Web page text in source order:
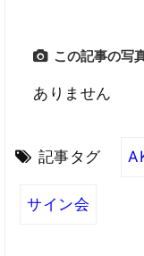
この記事の写
ありません
記事タグ
サイン会